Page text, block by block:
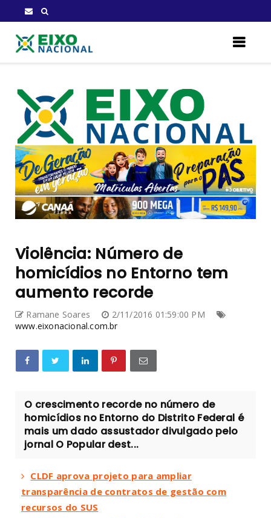
Violência: Número de
homicídios no Entorno tem
aumento recorde
Ramane Soares
2/11/2016 01:59:00 PM
www.eixonacional.com.br
O crescimento recorde no número de
homicídios no Entorno do Distrito Federal é
mais um dado assustador divulgado pelo
jornal O Popular dest...
CLDF aprova projeto para ampliar
transparência de contratos de gestão com
recursos do SUS